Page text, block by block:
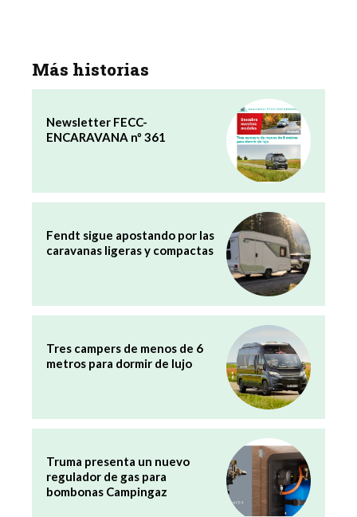
Más historias
Newsletter FECC-
ENCARAVANA nº 361
Fendt sigue apostando por las
caravanas ligeras y compactas
Tres campers de menos de 6
metros para dormir de lujo
Truma presenta un nuevo
regulador de gas para
bombonas Campingaz